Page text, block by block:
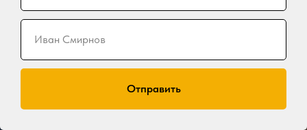
Клуб "Планетанго"
Иван Смирнов
Отправить